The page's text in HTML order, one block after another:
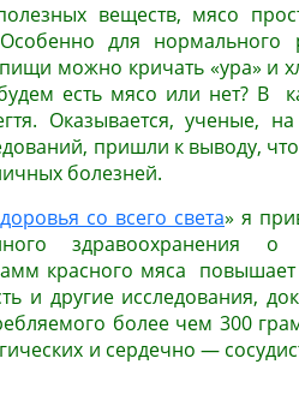
веществ, мясо
для нормального
можно кричать «ура» и
есть мясо или нет? В
Оказывается, ученые,
пришли к выводу,
болезней.
со всего света» я
здравоохранения
красного мяса повышает
и другие исследования,
более чем 300
и сердечно —